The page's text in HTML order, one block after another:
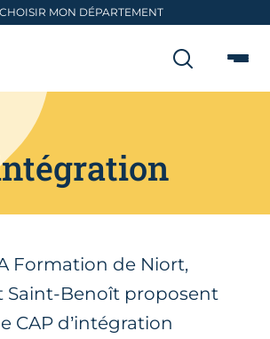
CHOISIR MON DÉPARTEMENT
Formation de Niort,
Saint-Benoît proposent
CAP d’intégration